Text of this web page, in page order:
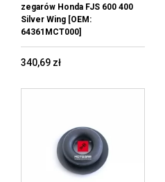
zegarów Honda FJS 600 400
Silver Wing [OEM:
64361MCT000]
340,69 zł